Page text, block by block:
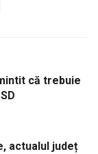
că trebuie
actualul județ